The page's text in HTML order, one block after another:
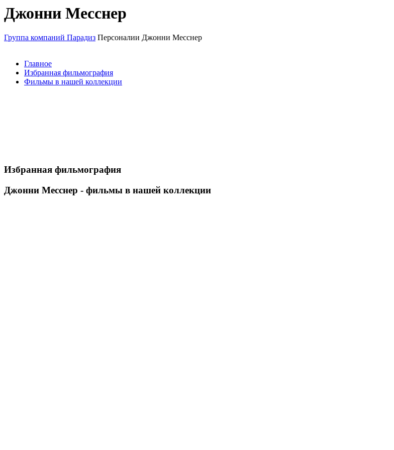
Джонни Месснер
Группа компаний Парадиз Персоналии Джонни Месснер
Главное
Избранная фильмография
Фильмы в нашей коллекции
Избранная фильмография
Джонни Месснер - фильмы в нашей коллекции